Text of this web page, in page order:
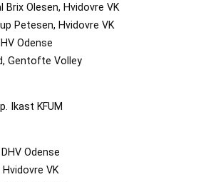
Brix Olesen, Hvidovre VK
Petesen, Hvidovre VK
Odense
Gentofte Volley
Ikast KFUM
Odense
Hvidovre VK